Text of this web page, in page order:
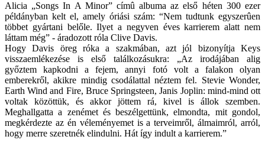
Alicia „Songs In A Minor” címû albuma az első héten 300 ezer
példányban kelt el, amely óriási szám: “Nem tudtunk egyszerûen
többet gyártani belőle. Ilyet a negyven éves karrierem alatt nem
láttam még” - áradozott róla Clive Davis.
Hogy Davis öreg róka a szakmában, azt jól bizonyítja Keys
visszaemlékezése is első találkozásukra: „Az irodájában alig
győztem kapkodni a fejem, annyi fotó volt a falakon olyan
emberekről, akikre mindig csodálattal néztem fel. Stevie Wonder,
Earth Wind and Fire, Bruce Springsteen, Janis Joplin: mind-mind ott
voltak közöttük, és akkor jöttem rá, kivel is állok szemben.
Meghallgatta a zenémet és beszélgettünk, elmondta, mit gondol,
megkérdezte az én véleményemet is a terveimről, álmaimról, arról,
hogy merre szeretnék elindulni. Hát így indult a karrierem.”